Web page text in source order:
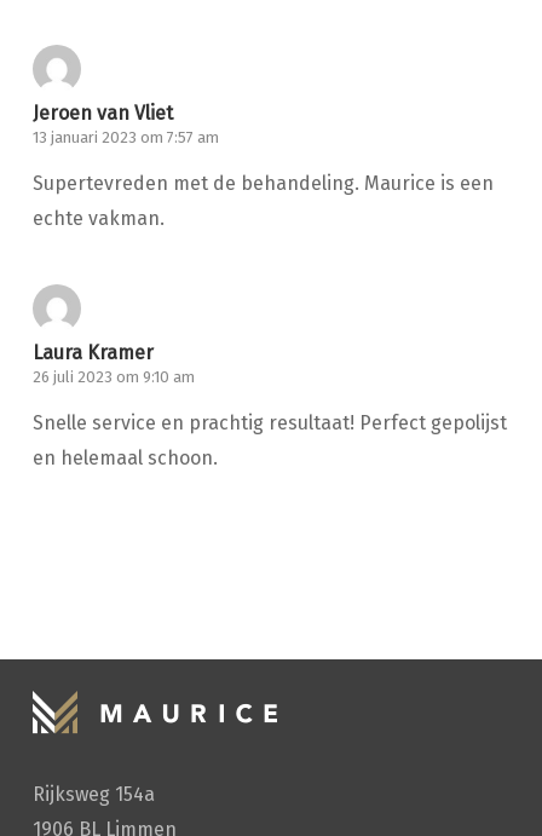
Jeroen van Vliet
13 januari 2023 om 7:57 am
Supertevreden met de behandeling. Maurice is een
echte vakman.
Laura Kramer
26 juli 2023 om 9:10 am
Snelle service en prachtig resultaat! Perfect gepolijst
en helemaal schoon.
Rijksweg 154a
1906 BL Limmen